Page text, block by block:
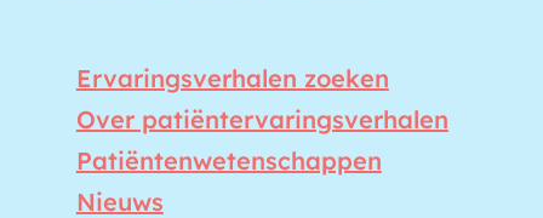
Ervaringsverhalen zoeken
Over patiëntervaringsverhalen
Patiëntenwetenschappen
Nieuws